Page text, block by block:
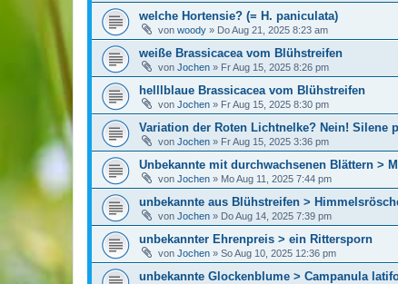
welche Hortensie? (= H. paniculata)
von woody » Do Aug 21, 2025 8:23 am
weiße Brassicacea vom Blühstreifen
von Jochen » Fr Aug 15, 2025 8:26 pm
helllblaue Brassicacea vom Blühstreifen
von Jochen » Fr Aug 15, 2025 8:30 pm
Variation der Roten Lichtnelke? Nein! Silene
von Jochen » Fr Aug 15, 2025 3:36 pm
Unbekannte mit durchwachsenen Blättern >
von Jochen » Mo Aug 11, 2025 7:44 pm
unbekannte aus Blühstreifen >
von Jochen » Do Aug 14, 2025 7:39 pm
unbekannter Ehrenpreis > ein Rittersporn
von Jochen » So Aug 10, 2025 12:36 pm
unbekannte Glockenblume > Campanula